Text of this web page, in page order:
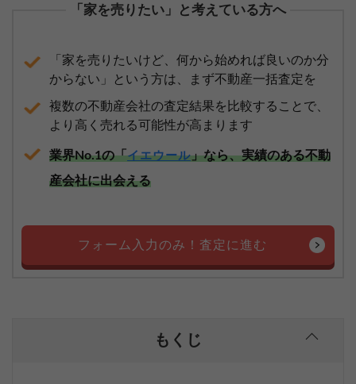
「家を売りたい」と考えている方へ
「家を売りたいけど、何から始めれば良いのか分
からない」という方は、まず不動産一括査定を
複数の不動産会社の査定結果を比較することで、
より高く売れる可能性が高まります
業界No.1の「イエウール」なら、実績のある不動
産会社に出会える
フォーム入力のみ！査定に進む
もくじ